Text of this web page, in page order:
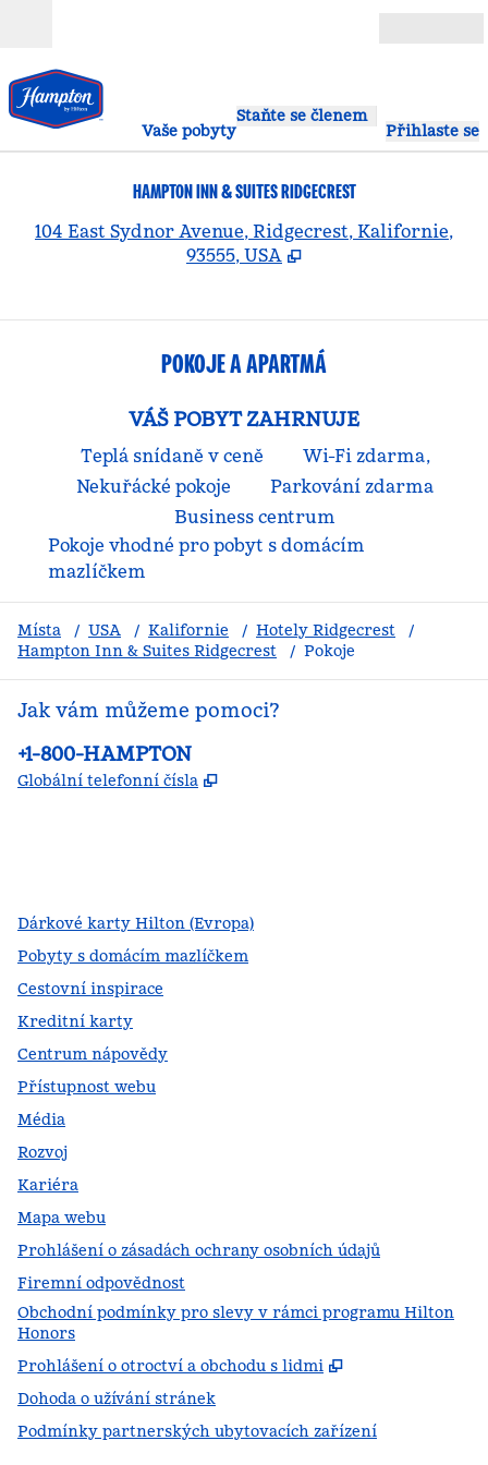
Vaše pobyty
Staňte se členem
Přihlaste se
HAMPTON INN & SUITES RIDGECREST
104 East Sydnor Avenue, Ridgecrest, Kalifornie,
93555, USA
POKOJE A APARTMÁ
VÁŠ POBYT ZAHRNUJE
Teplá snídaně v ceně
Wi-Fi zdarma,
Nekuřácké pokoje
Parkování zdarma
Business centrum
Pokoje vhodné pro pobyt s domácím
mazlíčkem
Místa / USA / Kalifornie / Hotely Ridgecrest
/
Hampton Inn & Suites Ridgecrest
/ Pokoje
Jak vám můžeme pomoci?
Telefon:
+1-800-HAMPTON
Globální telefonní čísla ,
Dárkové karty Hilton (Evropa)
Pobyty s domácím mazlíčkem
Cestovní inspirace
Kreditní karty
Centrum nápovědy
Přístupnost webu
Média
Rozvoj
Kariéra
Mapa webu
Prohlášení o zásadách ochrany osobních údajů
Firemní odpovědnost
Obchodní podmínky pro slevy v rámci programu Hilton
Honors
Prohlášení o otroctví a obchodu s lidmi
,
Dohoda o užívání stránek
Podmínky partnerských ubytovacích zařízení